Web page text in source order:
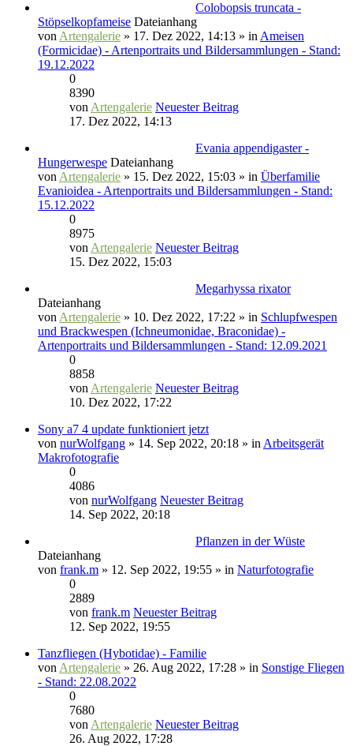
Colobopsis truncata -
Stöpselkopfameise Dateianhang
von Artengalerie » 17. Dez 2022, 14:13 » in Ameisen
(Formicidae) - Artenportraits und Bildersammlungen - Stand:
19.12.2022
0
8390
von Artengalerie Neuester Beitrag
17. Dez 2022, 14:13
Evania appendigaster -
Hungerwespe Dateianhang
von Artengalerie » 15. Dez 2022, 15:03 » in Überfamilie
Evanioidea - Artenportraits und Bildersammlungen - Stand:
15.12.2022
0
8975
von Artengalerie Neuester Beitrag
15. Dez 2022, 15:03
Megarhyssa rixator
Dateianhang
von Artengalerie » 10. Dez 2022, 17:22 » in Schlupfwespen
und Brackwespen (Ichneumonidae, Braconidae) -
Artenportraits und Bildersammlungen - Stand: 12.09.2021
0
8858
von Artengalerie Neuester Beitrag
10. Dez 2022, 17:22
Sony a7 4 update funktioniert jetzt
von nurWolfgang » 14. Sep 2022, 20:18 » in Arbeitsgerät
Makrofotografie
0
4086
von nurWolfgang Neuester Beitrag
14. Sep 2022, 20:18
Pflanzen in der Wüste
Dateianhang
von frank.m » 12. Sep 2022, 19:55 » in Naturfotografie
0
2889
von frank.m Neuester Beitrag
12. Sep 2022, 19:55
Tanzfliegen (Hybotidae) - Familie
von Artengalerie » 26. Aug 2022, 17:28 » in Sonstige Fliegen
- Stand: 22.08.2022
0
7680
von Artengalerie Neuester Beitrag
26. Aug 2022, 17:28